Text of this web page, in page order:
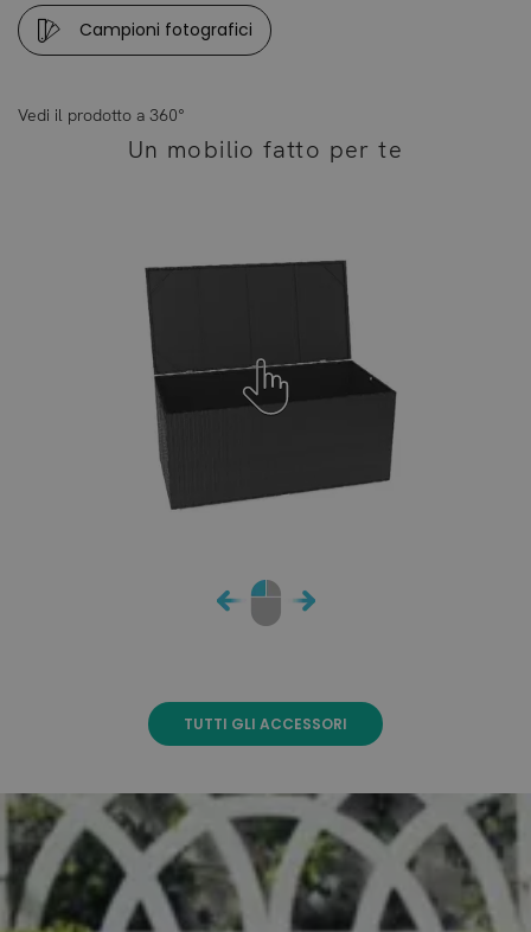
Campioni fotografici
Vedi il prodotto a 360°
Un mobilio fatto per te
TUTTI GLI ACCESSORI